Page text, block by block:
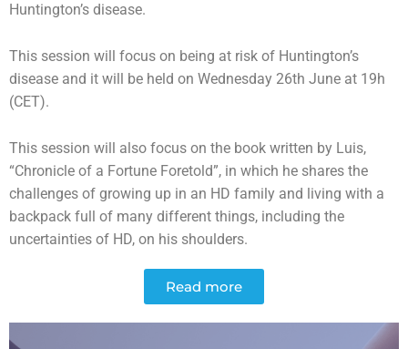
Huntington’s disease.
This session will focus on being at risk of Huntington’s
disease and it will be held on Wednesday 26th June at 19h
(CET).
This session will also focus on the book written by Luis,
“Chronicle of a Fortune Foretold”, in which he shares the
challenges of growing up in an HD family and living with a
backpack full of many different things, including the
uncertainties of HD, on his shoulders.
Read more